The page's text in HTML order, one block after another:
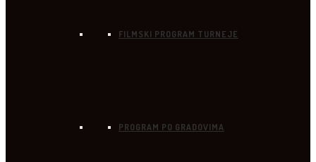
FILMSKI PROGRAM TURNEJE
PROGRAM PO GRADOVIMA